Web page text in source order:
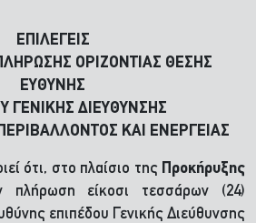
ΕΠΙΛΕΓΕΙΣ
ΟΡΙΖΟΝΤΙΑΣ ΘΕΣΗΣ
ΕΥΘΥΝΗΣ
ΓΕΝΙΚΗΣ ΔΙΕΥΘΥΝΣΗΣ
ΚΑΙ ΕΝΕΡΓΕΙΑΣ
ότι, στο πλαίσιο της Προκήρυξης
πλήρωση είκοσι τεσσάρων (24)
επιπέδου Γενικής Διεύθυνσης